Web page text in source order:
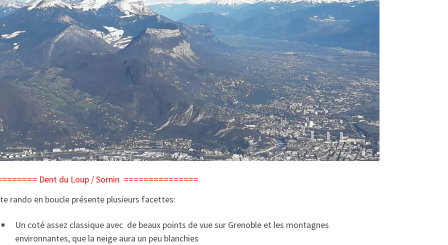
Dent du Loup / Sornin ===============
rando en boucle présente plusieurs facettes:
Un coté assez classique avec de beaux points de vue sur Grenoble et les montagnes
environnantes, que la neige aura un peu blanchies